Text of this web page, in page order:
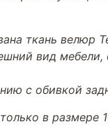
ткань
вид мебели,
с обивкой
только в